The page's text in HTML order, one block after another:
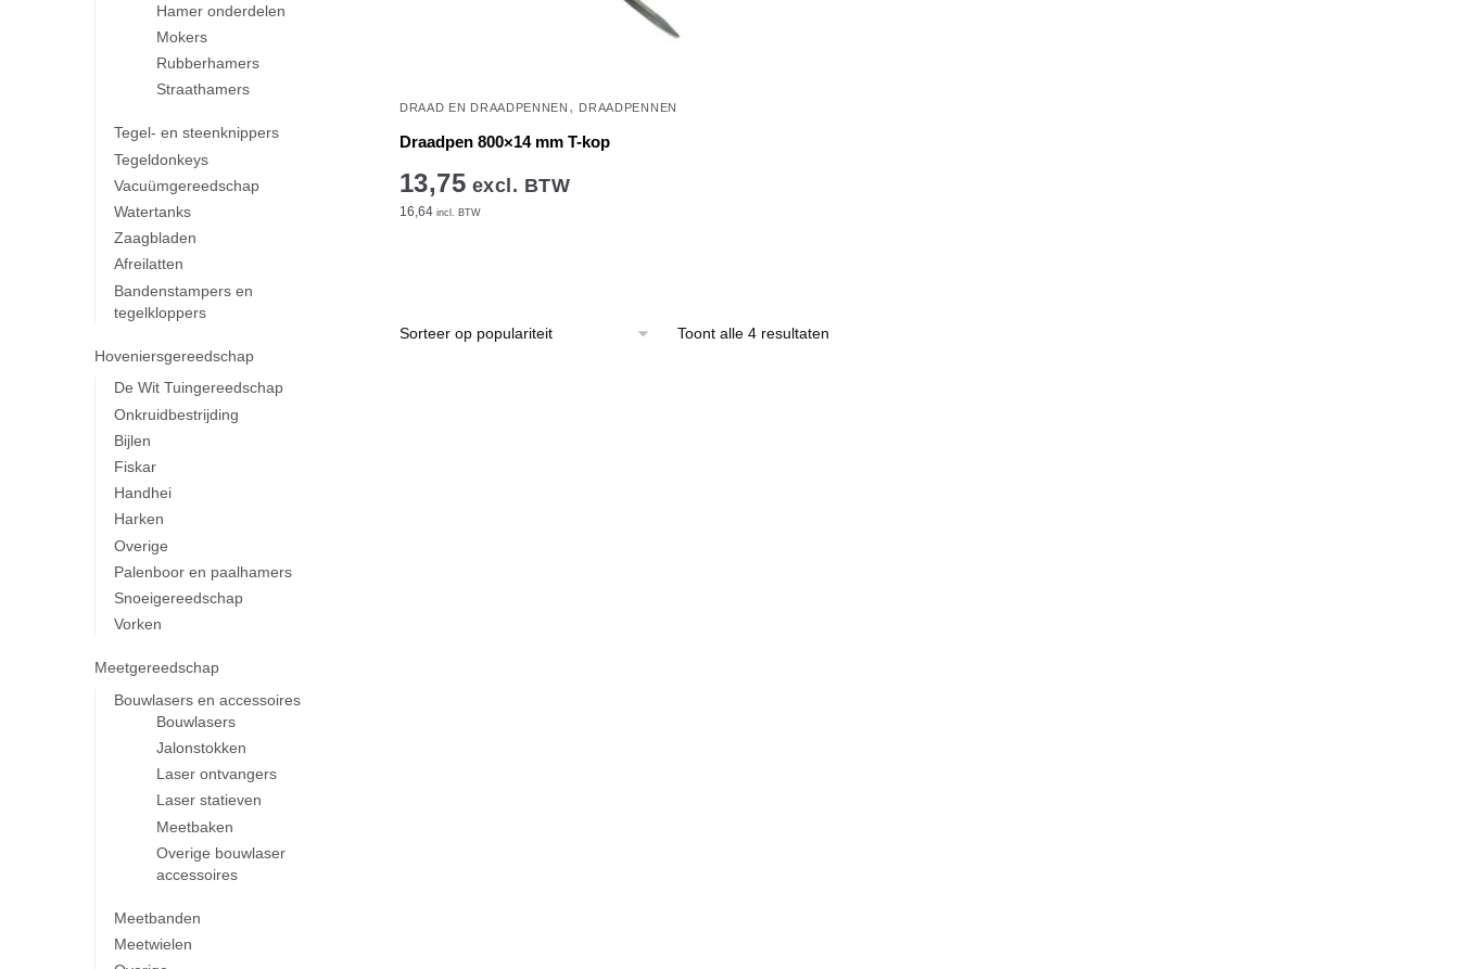
DRAAD EN DRAADPENNEN , DRAADPENNEN
Draadpen 800×14 mm T-kop
13,75 excl. BTW
16,64incl. BTW
Toont alle 4 resultatenGesorteerd
Hamer onderdelen
Mokers
Rubberhamers
Straathamers
Tegel- en steenknippers
Tegeldonkeys
Vacuümgereedschap
Watertanks
Zaagbladen
Afreilatten
Bandenstampers en
tegelkloppers
Hoveniersgereedschap
De Wit Tuingereedschap
Onkruidbestrijding
Bijlen
Fiskar
Handhei
Harken
Overige
Palenboor en paalhamers
Snoeigereedschap
Vorken
Meetgereedschap
Bouwlasers en accessoires
Bouwlasers
Jalonstokken
Laser ontvangers
Laser statieven
Meetbaken
Overige bouwlaser
accessoires
Meetbanden
Meetwielen